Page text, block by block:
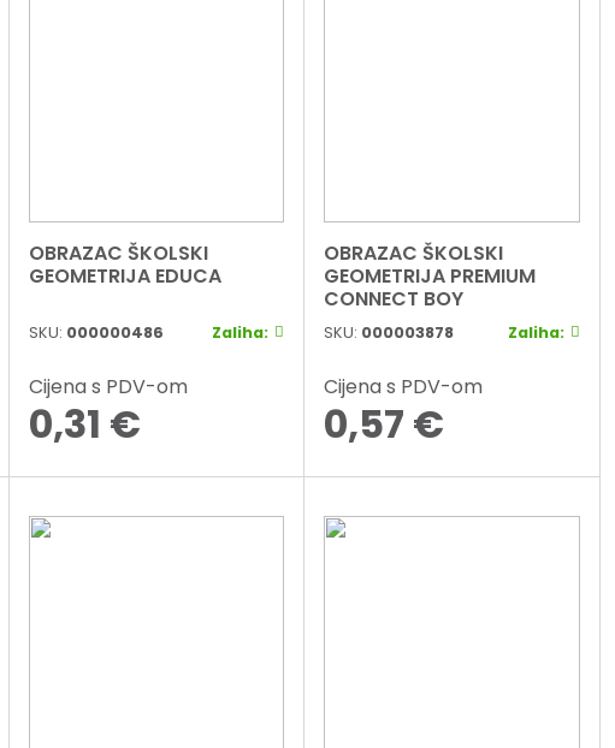
OBRAZAC ŠKOLSKI
GEOMETRIJA EDUCA
SKU: 000000486 Zaliha:
Cijena s PDV-om
0,31 €
OBRAZAC ŠKOLSKI
GEOMETRIJA PREMIUM
CONNECT BOY
SKU: 000003878 Zaliha:
Cijena s PDV-om
0,57 €